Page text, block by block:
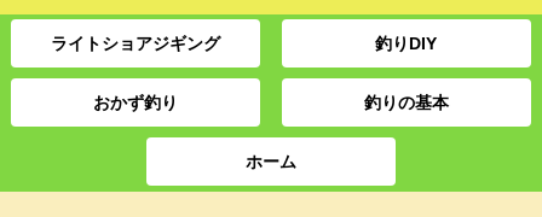
ライトショアジギング 釣りDIY
おかず釣り 釣りの基本
ホーム